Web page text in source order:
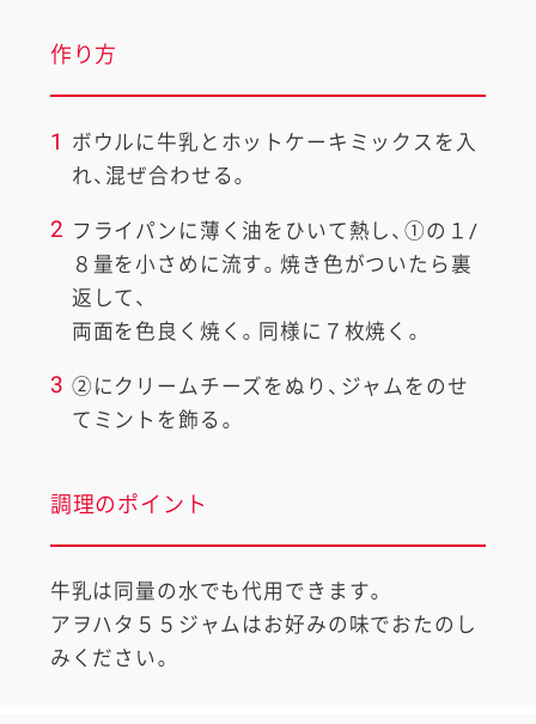
作り方
1 ボウルに牛乳とホットケーキミックスを入
れ、混ぜ合わせる。
2 フライパンに薄く油をひいて熱し、①の１/
８量を小さめに流す。焼き色がついたら裏
返して、
両面を色良く焼く。同様に７枚焼く。
3 ②にクリームチーズをぬり、ジャムをのせ
てミントを飾る。
調理のポイント
牛乳は同量の水でも代用できます。
アヲハタ５５ジャムはお好みの味でおたのし
みください。